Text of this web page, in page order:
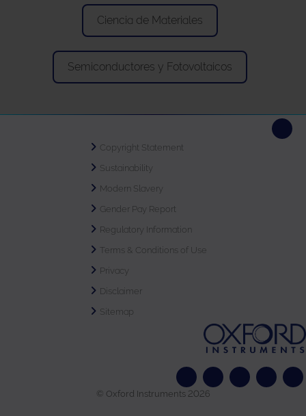
Ciencia de Materiales
Semiconductores y Fotovoltaicos
Copyright Statement
Sustainability
Modern Slavery
Gender Pay Report
Regulatory Information
Terms & Conditions of Use
Privacy
Disclaimer
Sitemap
© Oxford Instruments 2026